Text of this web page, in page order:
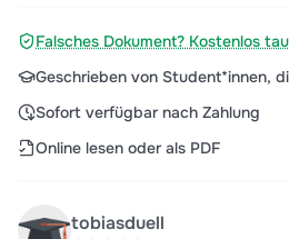
Falsches Dokument? Kostenlos
Geschrieben von Student*innen,
Sofort verfügbar nach Zahlung
Online lesen oder als PDF
tobiasduell